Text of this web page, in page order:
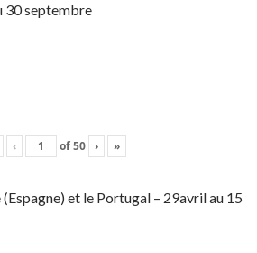
30 septembre
‹ of50 › »
et le Portugal – 29avril au 15